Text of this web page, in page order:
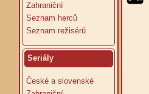
Zahraniční
Seznam herců
Seznam režisérů
Seriály
České a slovenské